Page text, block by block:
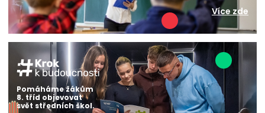
Více zde
Pomáháme žákům
8. tříd objevovat
svět středních škol.